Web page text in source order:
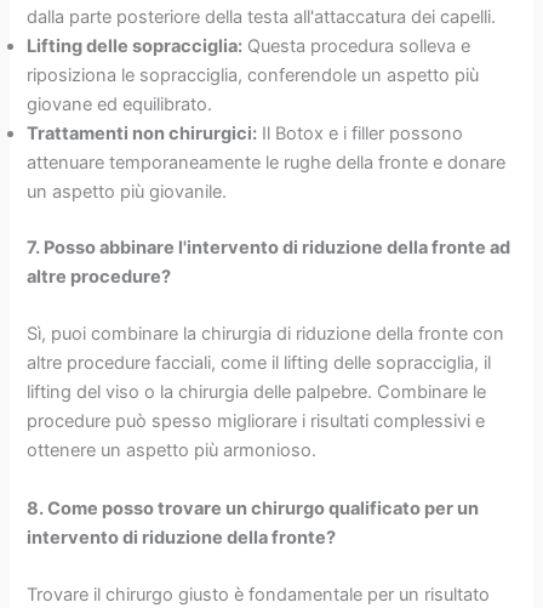
dalla parte posteriore della testa all'attaccatura dei capelli.
Lifting delle sopracciglia: Questa procedura solleva e
riposiziona le sopracciglia, conferendole un aspetto più
giovane ed equilibrato.
Trattamenti non chirurgici: Il Botox e i filler possono
attenuare temporaneamente le rughe della fronte e donare
un aspetto più giovanile.
7. Posso abbinare l'intervento di riduzione della fronte ad
altre procedure?
Sì, puoi combinare la chirurgia di riduzione della fronte con
altre procedure facciali, come il lifting delle sopracciglia, il
lifting del viso o la chirurgia delle palpebre. Combinare le
procedure può spesso migliorare i risultati complessivi e
ottenere un aspetto più armonioso.
8. Come posso trovare un chirurgo qualificato per un
intervento di riduzione della fronte?
Trovare il chirurgo giusto è fondamentale per un risultato